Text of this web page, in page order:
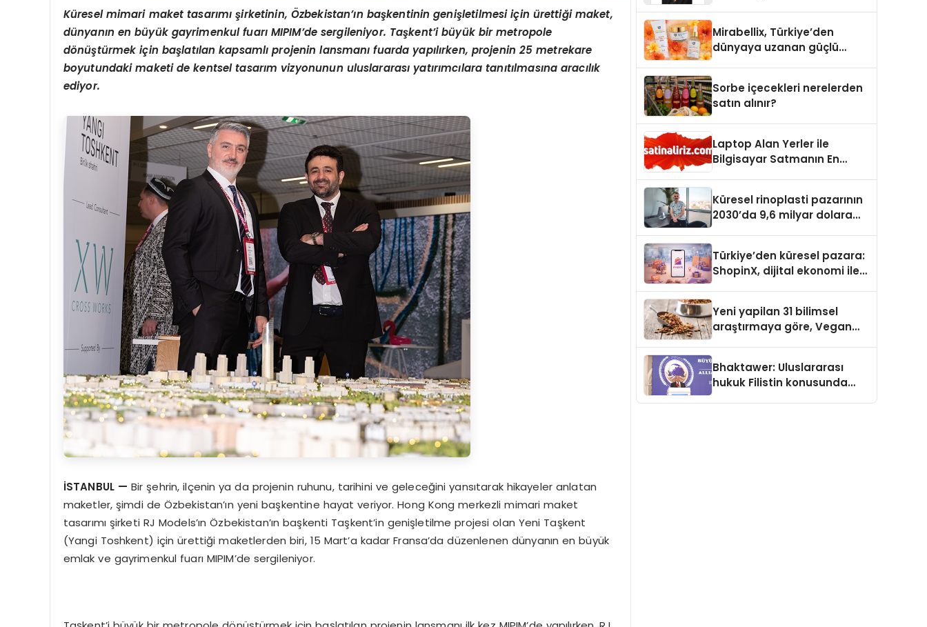
Küresel mimari maket tasarımı şirketinin, Özbekistan’ın başkentinin genişletilmesi için ürettiği maket,
dünyanın en büyük gayrimenkul fuarı MIPIM’de sergileniyor. Taşkent’i büyük bir metropole
dönüştürmek için başlatılan kapsamlı projenin lansmanı fuarda yapılırken, projenin 25 metrekare
boyutundaki maketi de kentsel tasarım vizyonunun uluslararası yatırımcılara tanıtılmasına aracılık
ediyor.
İSTANBUL — Bir şehrin, ilçenin ya da projenin ruhunu, tarihini ve geleceğini yansıtarak hikayeler anlatan
maketler, şimdi de Özbekistan’ın yeni başkentine hayat veriyor. Hong Kong merkezli mimari maket
tasarımı şirketi RJ Models’ın Özbekistan’ın başkenti Taşkent’in genişletilme projesi olan Yeni Taşkent
(Yangi Toshkent) için ürettiği maketlerden biri, 15 Mart’a kadar Fransa’da düzenlenen dünyanın en büyük
emlak ve gayrimenkul fuarı MIPIM’de sergileniyor.
Mirabellix, Türkiye’den
dünyaya uzanan güçlü
Sorbe içecekleri nerelerden
satın alınır?
Laptop Alan Yerler ile
Bilgisayar Satmanın En
Küresel rinoplasti pazarının
2030’da 9,6 milyar dolara
Türkiye’den küresel pazara:
ShopinX, dijital ekonomi ile
Yeni yapilan 31 bilimsel
araştırmaya göre, Vegan
Sindirildiğini Ortaya Koydu
Bhaktawer: Uluslararası
hukuk Filistin konusunda